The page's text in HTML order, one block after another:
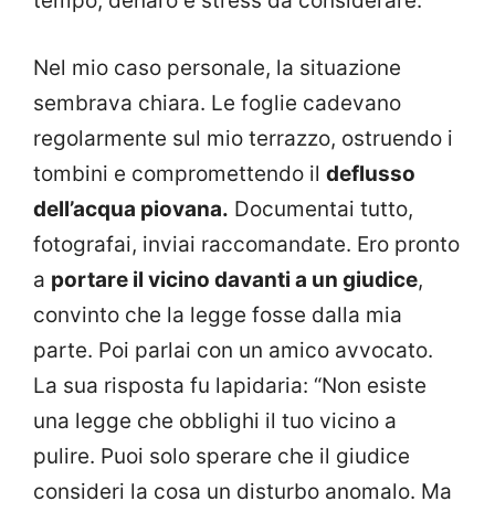
Nel mio caso personale, la situazione
sembrava chiara. Le foglie cadevano
regolarmente sul mio terrazzo, ostruendo i
tombini e compromettendo il deflusso
dell’acqua piovana. Documentai tutto,
fotografai, inviai raccomandate. Ero pronto
a portare il vicino davanti a un giudice,
convinto che la legge fosse dalla mia
parte. Poi parlai con un amico avvocato.
La sua risposta fu lapidaria: “Non esiste
una legge che obblighi il tuo vicino a
pulire. Puoi solo sperare che il giudice
consideri la cosa un disturbo anomalo. Ma